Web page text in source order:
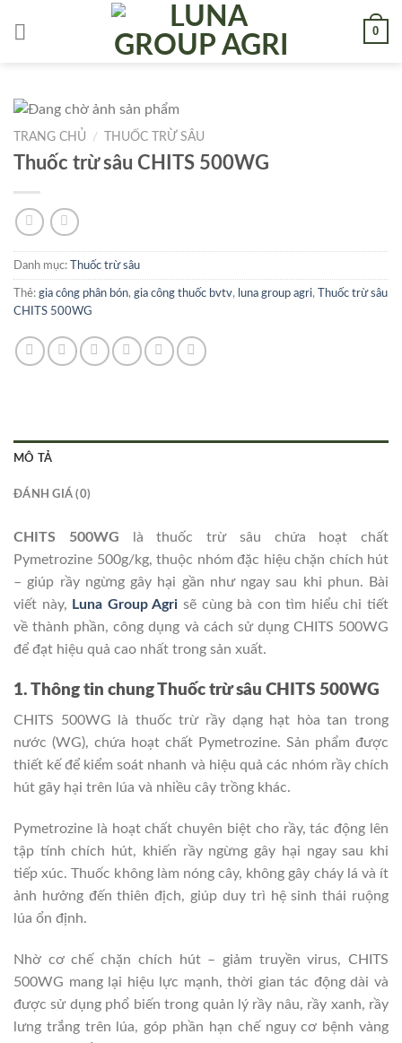
0
TRANG CHỦ / THUỐC TRỪ SÂU
Thuốc trừ sâu CHITS 500WG
Danh mục: Thuốc trừ sâu
Thẻ: gia công phân bón, gia công thuốc bvtv, luna group agri,
Thuốc trừ sâu
CHITS 500WG
MÔ TẢ
ĐÁNH GIÁ (0)
CHITS 500WG là thuốc trừ sâu chứa hoạt chất
Pymetrozine 500g/kg, thuộc nhóm đặc hiệu chặn chích hút
– giúp rầy ngừng gây hại gần như ngay sau khi phun. Bài
viết này, Luna Group Agri sẽ cùng bà con tìm hiểu chi tiết
về thành phần, công dụng và cách sử dụng CHITS 500WG
để đạt hiệu quả cao nhất trong sản xuất.
1. Thông tin chung Thuốc trừ sâu CHITS 500WG
CHITS 500WG là thuốc trừ rầy dạng hạt hòa tan trong
nước (WG), chứa hoạt chất Pymetrozine. Sản phẩm được
thiết kế để kiểm soát nhanh và hiệu quả các nhóm rầy chích
hút gây hại trên lúa và nhiều cây trồng khác.
Pymetrozine là hoạt chất chuyên biệt cho rầy, tác động lên
tập tính chích hút, khiến rầy ngừng gây hại ngay sau khi
tiếp xúc. Thuốc không làm nóng cây, không gây cháy lá và ít
ảnh hưởng đến thiên địch, giúp duy trì hệ sinh thái ruộng
lúa ổn định.
Nhờ cơ chế chặn chích hút – giảm truyền virus, CHITS
500WG mang lại hiệu lực mạnh, thời gian tác động dài và
được sử dụng phổ biến trong quản lý rầy nâu, rầy xanh, rầy
lưng trắng trên lúa, góp phần hạn chế nguy cơ bệnh vàng